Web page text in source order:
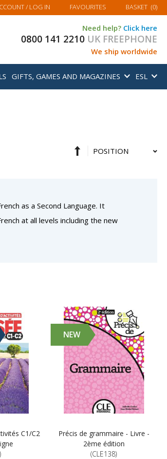
/ LOG IN FAVOURITES MY BASKET
BASKET (0)
Need help? Click here
0800 141 2210 UK FREEPHONE
We ship worldwide
GIFTS, GAMES AND MAGAZINES ESL
as a Second Language. It
at all levels including the new
Set
Sort
C1/C2
NEW
Précis de grammaire - Livre -
2ème édition
(CLE138)